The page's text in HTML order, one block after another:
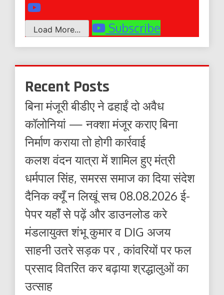
Load More... Subscribe
Recent Posts
बिना मंजूरी बीडीए ने ढहाईं दो अवैध
कॉलोनियां — नक्शा मंजूर कराए बिना
निर्माण कराया तो होगी कार्रवाई
कलश वंदन यात्रा में शामिल हुए मंत्री
धर्मपाल सिंह, समरस समाज का दिया संदेश
दैनिक क्यूँ न लिखूं सच 08.08.2026 ई-
पेपर यहाँ से पढ़ें और डाउनलोड करे
मंडलायुक्त शंभू कुमार व DIG अजय
साहनी उतरे सड़क पर , कांवरियों पर फल
प्रसाद वितरित कर बढ़ाया श्रद्धालुओं का
उत्साह